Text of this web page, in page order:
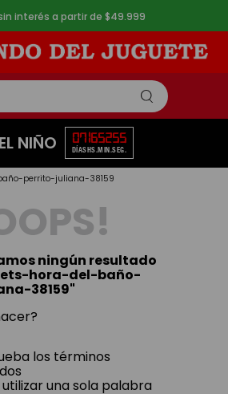
interés a partir de $49.999
NIÑO 07
DÍAS
16
HS.
52
MIN.
54
SEG.
perrito-juliana-38159
ningún resultado
hora-del-baño-
38159"
los términos
una sola palabra